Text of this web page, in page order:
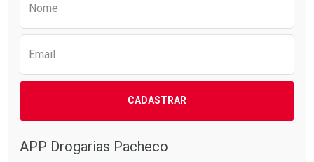
Comprar sem Desconto
Por R$ 454,71/cada
Comprar sem Desconto
Por R$ 454,71/cada
Comprar sem Desconto
Comprar sem Desconto
Nome
Email
CADASTRAR
APP Drogarias Pacheco